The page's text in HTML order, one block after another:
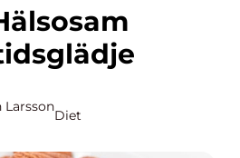
Larsson
Diet